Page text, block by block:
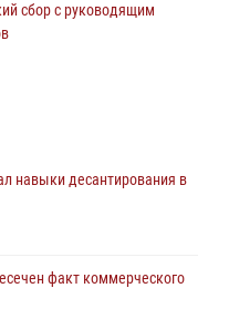
сбор с руководящим
специалистов
Росгвардии с
навыки десантирования в
факт коммерческого